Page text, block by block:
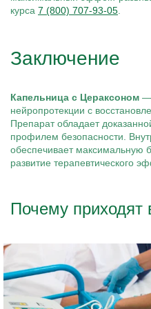
курса 7 (800) 707-93-05
Заключение
Капельница с Цераксоном —
нейропротекции с
Препарат обладает
профилем безопасности.
обеспечивает максимальную
развитие терапевтического
Почему